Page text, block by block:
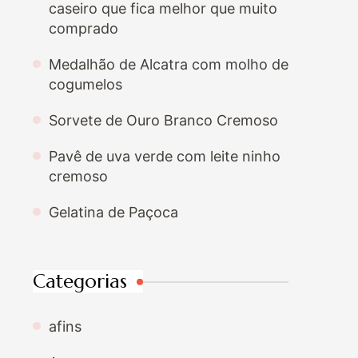
caseiro que fica melhor que muito
comprado
Medalhão de Alcatra com molho de
cogumelos
Sorvete de Ouro Branco Cremoso
Pavê de uva verde com leite ninho
cremoso
Gelatina de Paçoca
Categorias
afins